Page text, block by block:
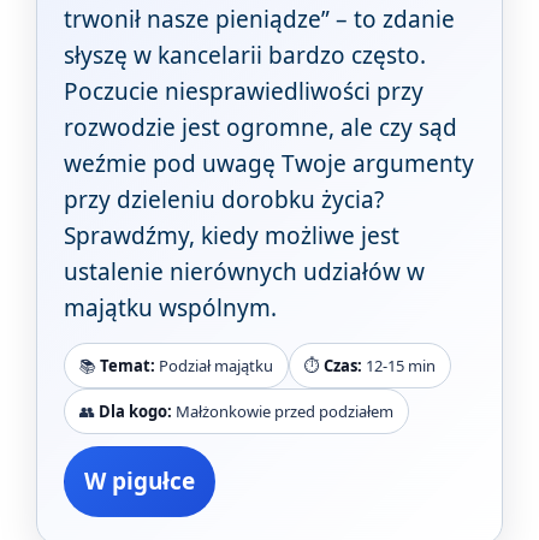
trwonił nasze pieniądze” – to zdanie
słyszę w kancelarii bardzo często.
Poczucie niesprawiedliwości przy
rozwodzie jest ogromne, ale czy sąd
weźmie pod uwagę Twoje argumenty
przy dzieleniu dorobku życia?
Sprawdźmy, kiedy możliwe jest
ustalenie nierównych udziałów w
majątku wspólnym.
📚Temat: Podział majątku ⏱️ Czas: 12-15 min
👥 Dla kogo: Małżonkowie przed podziałem
W pigułce